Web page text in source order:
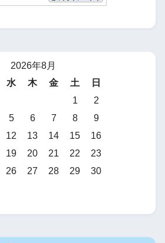
2026年8月
水 木 金 土
日
1
2
5 6 7 8
9
12 13 14 15
16
19 20 21 22
23
26 27 28 29
30